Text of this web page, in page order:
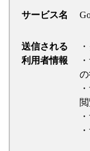
サービス名
送信される
利用者情報